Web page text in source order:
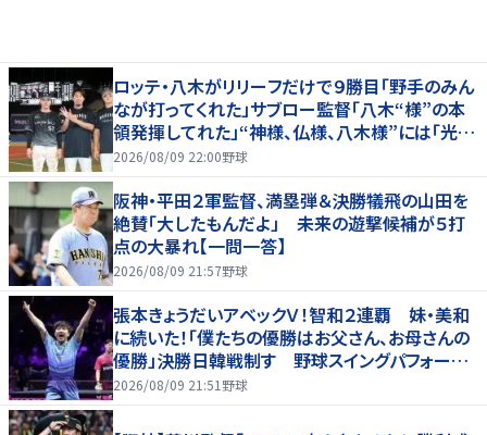
ロッテ・八木がリリーフだけで９勝目「野手のみん
なが打ってくれた」サブロー監督「八木“様”の本
領発揮してれた」“神様、仏様、八木様”には「光栄
です」
2026/08/09 22:00野球
阪神・平田２軍監督、満塁弾＆決勝犠飛の山田を
絶賛「大したもんだよ」 未来の遊撃候補が５打
点の大暴れ【一問一答】
2026/08/09 21:57野球
張本きょうだいアベックＶ！智和２連覇 妹・美和
に続いた！「僕たちの優勝はお父さん、お母さんの
優勝」決勝日韓戦制す 野球スイングパフォーマ
ンスで歓喜爆発 本音もちらり「妹が先に決めて
2026/08/09 21:51 野球